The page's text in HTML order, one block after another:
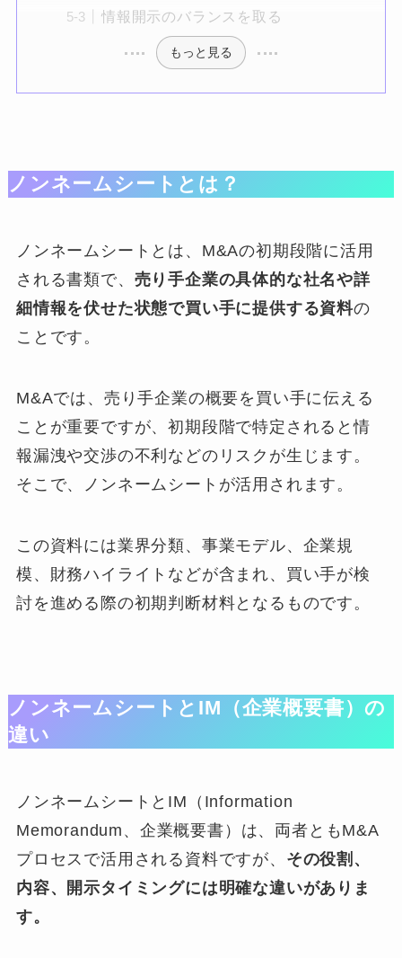
情報開示のバランスを取る
もっと見る
ノンネームシートとは？
ノンネームシートとは、M&Aの初期段階に活用
される書類で、 売り手企業の具体的な社名や詳
細情報を伏せた状態で買い手に提供する資料の
ことです。
M&Aでは、売り手企業の概要を買い手に伝える
ことが重要ですが、初期段階で特定されると情
報漏洩や交渉の不利などのリスクが生じます。
そこで、ノンネームシートが活用されます。
この資料には業界分類、事業モデル、企業規
模、財務ハイライトなどが含まれ、買い手が検
討を進める際の初期判断材料となるものです。
ノンネームシートとIM（企業概要書）の
違い
ノンネームシートとIM（Information
Memorandum、企業概要書）は、両者ともM&A
プロセスで活用される資料ですが、 その役割、
内容、開示タイミングには明確な違いがありま
す。